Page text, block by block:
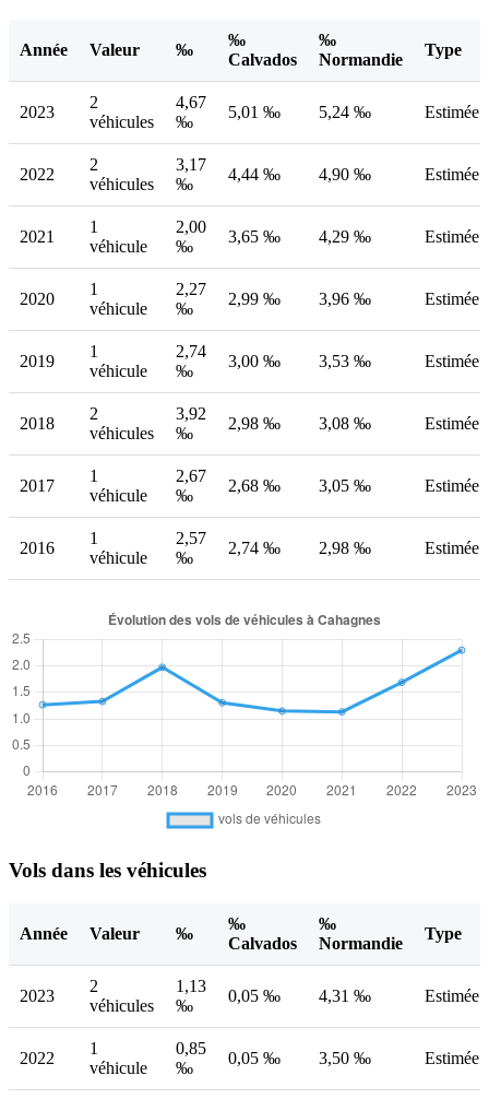
Année Valeur ‰
‰
Calvados
‰
Normandie
Type
2023
2
véhicules
4,67
‰
5,01 ‰ 5,24 ‰ Estimée
2022
2
véhicules
3,17
‰
4,44 ‰ 4,90 ‰ Estimée
2021
1
véhicule
2,00
‰
3,65 ‰ 4,29 ‰ Estimée
2020
1
véhicule
2,27
‰
2,99 ‰ 3,96 ‰ Estimée
2019
1
véhicule
2,74
‰
3,00 ‰ 3,53 ‰ Estimée
2018
2
véhicules
3,92
‰
2,98 ‰ 3,08 ‰ Estimée
2017
1
véhicule
2,67
‰
2,68 ‰ 3,05 ‰ Estimée
2016
1
véhicule
2,57
‰
2,74 ‰ 2,98 ‰ Estimée
Vols dans les véhicules
Année Valeur ‰
‰
Calvados
‰
Normandie
Type
2023
2
véhicules
1,13
‰
0,05 ‰ 4,31 ‰ Estimée
2022
1
véhicule
0,85
‰
0,05 ‰ 3,50 ‰ Estimée